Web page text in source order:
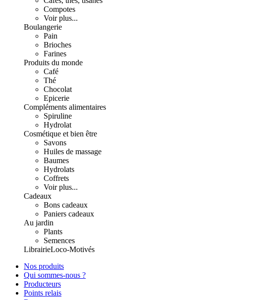
Compotes
Voir plus...
Boulangerie
Pain
Brioches
Farines
Produits du monde
Café
Thé
Chocolat
Epicerie
Compléments alimentaires
Spiruline
Hydrolat
Cosmétique et bien être
Savons
Huiles de massage
Baumes
Hydrolats
Coffrets
Voir plus...
Cadeaux
Bons cadeaux
Paniers cadeaux
Au jardin
Plants
Semences
LibrairieLoco-Motivés
Nos produits
Qui sommes-nous ?
Producteurs
Points relais